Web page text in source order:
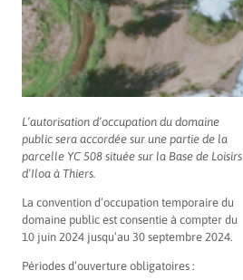
L’autorisation d’occupation du domaine
public sera accordée sur une partie de la
parcelle YC 508 située sur la Base de Loisirs
d’Iloa à Thiers.
La convention d’occupation temporaire du
domaine public est consentie à compter du
10 juin 2024 jusqu’au 30 septembre 2024.
Périodes d’ouverture obligatoires :